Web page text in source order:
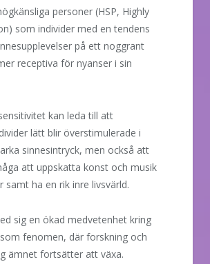
personer (HSP, Highly
som individer med en tendens
på ett noggrant
receptiva för nyanser i sin
kan leda till att
lätt blir överstimulerade i
sinnesintryck, men också att
att uppskatta konst och musik
samt ha en rik inre livsvärld.
sig en ökad medvetenhet kring
fenomen, där forskning och
ämnet fortsätter att växa.